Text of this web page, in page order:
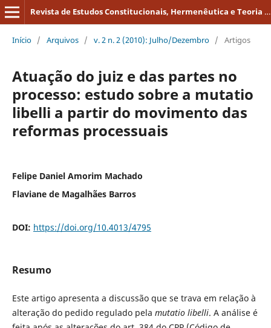
Revista de Estudos Constitucionais, Hermenêutica e Teoria do Direito
Início / Arquivos / v. 2 n. 2 (2010): Julho/Dezembro / Artigos
Atuação do juiz e das partes no
processo: estudo sobre a mutatio
libelli a partir do movimento das
reformas processuais
Felipe Daniel Amorim Machado
Flaviane de Magalhães Barros
DOI: https://doi.org/10.4013/4795
Resumo
Este artigo apresenta a discussão que se trava em relação à
alteração do pedido regulado pela mutatio libelli. A análise é